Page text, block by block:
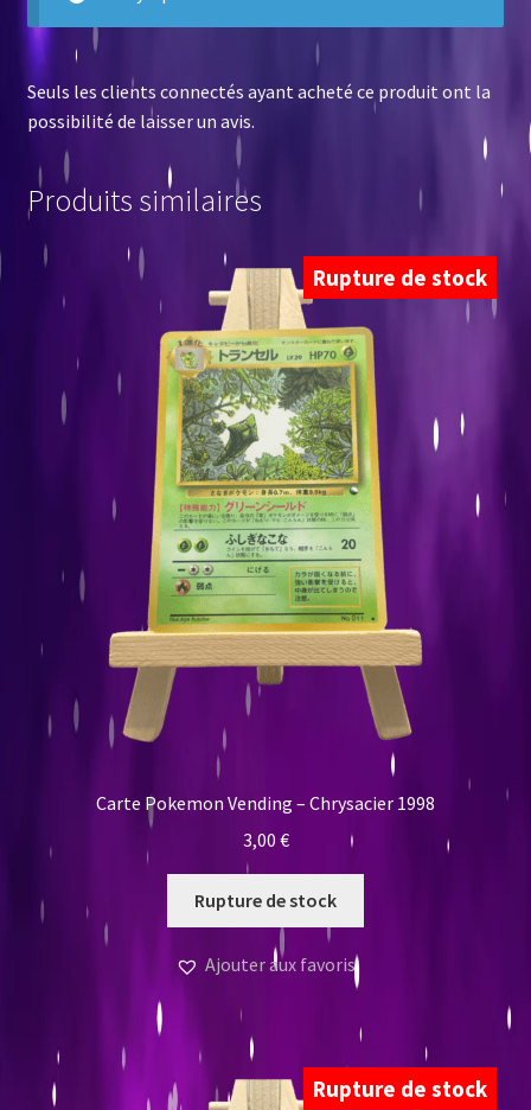
Seuls les clients connectés ayant acheté ce produit ont la
possibilité de laisser un avis.
Produits similaires
Rupture de stock
Carte Pokemon Vending – Chrysacier 1998
3,00 €
Rupture de stock
Ajouter aux favoris
Rupture de stock